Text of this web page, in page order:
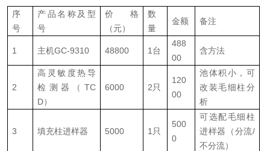
在线留言
联系我们
序
号
产品名称及型
号
价格
（元）
数
量
金额 备注
1 主机GC-9310 48800 1台
488
00
含方法
2
高灵敏度热导
检测器（ TC
D）
6000 2只
120
00
池体积小，可
改装毛细柱分
析
3 填充柱进样器 5000 1只
500
0
可选配毛细柱
进样器（分流/
不分流）